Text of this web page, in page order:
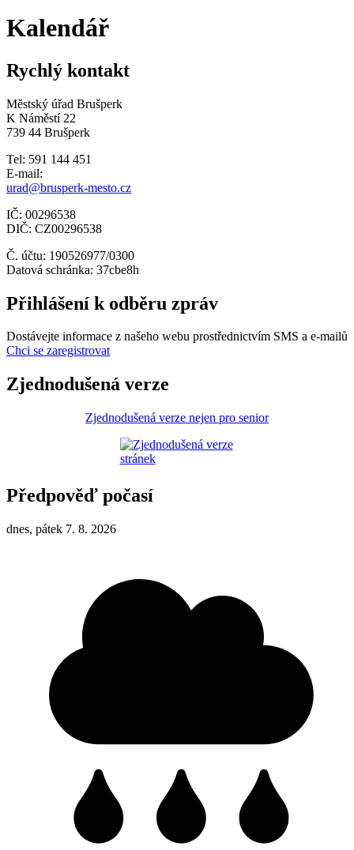
Kalendář
Rychlý kontakt
Městský úřad Brušperk
K Náměstí 22
739 44 Brušperk
Tel: 591 144 451
E-mail:
urad@brusperk-mesto.cz
IČ: 00296538
DIČ: CZ00296538
Č. účtu: 190526977/0300
Datová schránka: 37cbe8h
Přihlášení k odběru zpráv
Dostávejte informace z našeho webu prostřednictvím SMS a e-mailů
Chci se zaregistrovat
Zjednodušená verze
Zjednodušená verze nejen pro senior
Předpověď počasí
dnes, pátek 7. 8. 2026